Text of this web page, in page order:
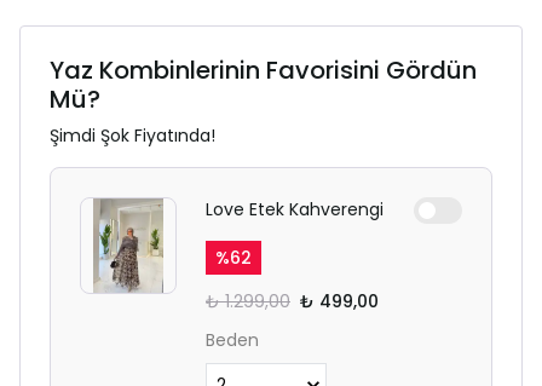
Yaz Kombinlerinin Favorisini Gördün
Mü?
Şimdi Şok Fiyatında!
Love Etek Kahverengi
%62
₺ 1.299,00 ₺ 499,00
Beden